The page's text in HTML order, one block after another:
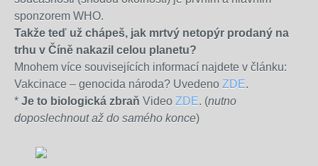
sponzorem WHO.
Takže teď už chápeš, jak mrtvý netopýr prodaný na
trhu v Číně nakazil celou planetu?
Mnohem více souvisejících informací najdete v článku:
Vakcinace – genocida národa? Uvedeno ZDE.
* Je to biologická zbraň Video ZDE. (nutno
doposlechnout až do samého konce)